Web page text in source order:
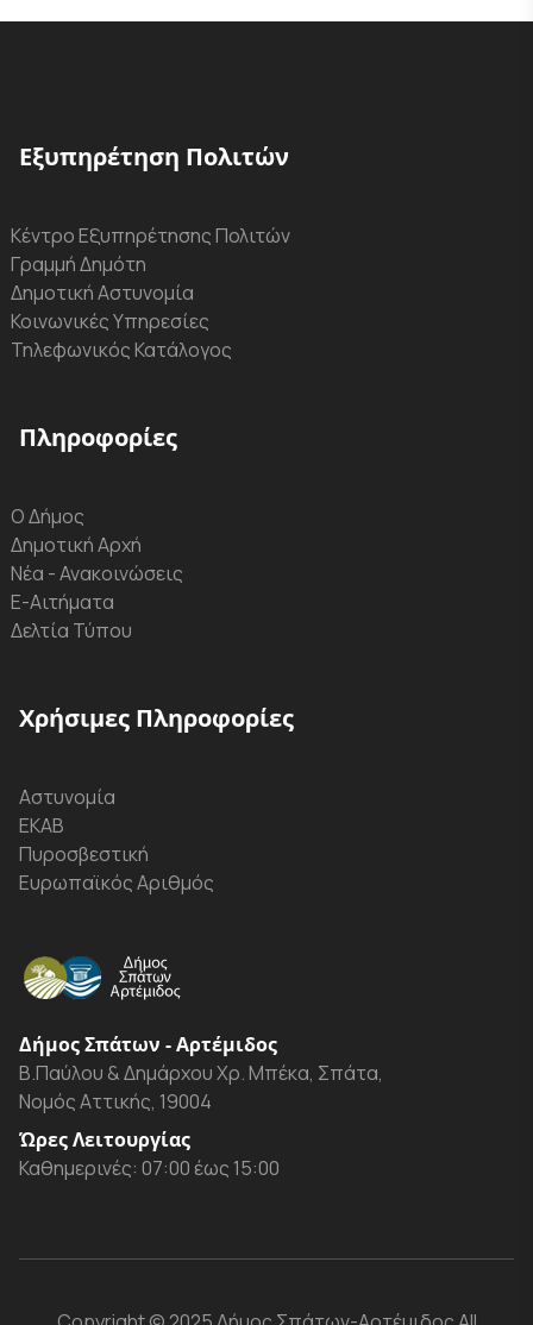
Εξυπηρέτηση Πολιτών
Κέντρο Εξυπηρέτησης Πολιτών
Γραμμή Δημότη
Δημοτική Αστυνομία
Κοινωνικές Υπηρεσίες
Τηλεφωνικός Κατάλογος
Πληροφορίες
Ο Δήμος
Δημοτική Αρχή
Νέα - Ανακοινώσεις
Ε-Αιτήματα
Δελτία Τύπου
Χρήσιμες Πληροφορίες
Αστυνομία
ΕΚΑΒ
Πυροσβεστική
Ευρωπαϊκός Αριθμός
Δήμος Σπάτων - Αρτέμιδος
Β.Παύλου & Δημάρχου Χρ. Μπέκα, Σπάτα,
Νομός Αττικής, 19004
Ώρες Λειτουργίας
Καθημερινές: 07:00 έως 15:00